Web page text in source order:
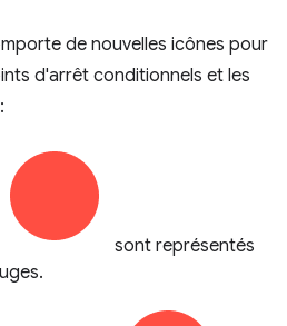
de nouvelles icônes pour
d'arrêt conditionnels et les
sont représentés